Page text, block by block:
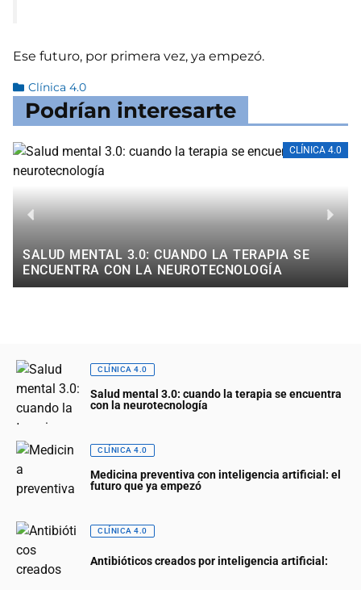
Ese futuro, por primera vez, ya empezó.
Clínica 4.0
Podrían interesarte
CLÍNICA 4.0
SALUD MENTAL 3.0: CUANDO LA TERAPIA SE
ENCUENTRA CON LA NEUROTECNOLOGÍA
CLÍNICA 4.0
Salud mental 3.0: cuando la terapia se encuentra
con la neurotecnología
CLÍNICA 4.0
Medicina preventiva con inteligencia artificial: el
futuro que ya empezó
CLÍNICA 4.0
Antibióticos creados por inteligencia artificial: